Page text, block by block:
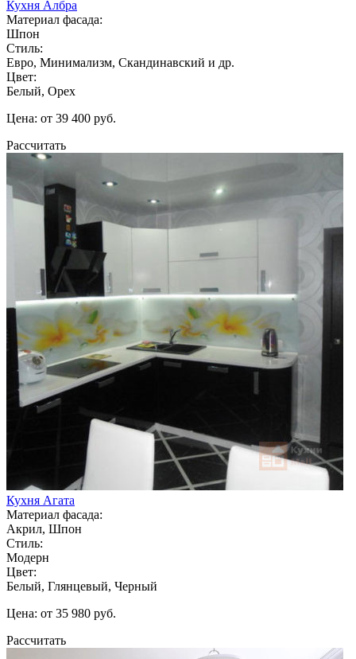
Кухня Албра
Материал фасада:
Шпон
Стиль:
Евро, Минимализм, Скандинавский и др.
Цвет:
Белый, Орех
Цена: от 39 400 руб.
Рассчитать
Кухня Агата
Материал фасада:
Акрил, Шпон
Стиль:
Модерн
Цвет:
Белый, Глянцевый, Черный
Цена: от 35 980 руб.
Рассчитать